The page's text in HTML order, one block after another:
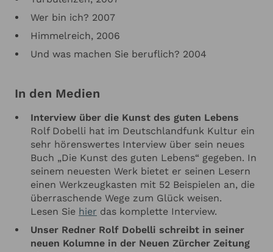
Wer bin ich? 2007
Himmelreich, 2006
Und was machen Sie beruflich? 2004
In den Medien
Interview über die Kunst des guten Lebens
Rolf Dobelli hat im Deutschlandfunk Kultur ein
sehr hörenswertes Interview über sein neues
Buch „Die Kunst des guten Lebens“ gegeben. In
seinem neuesten Werk bietet er seinen Lesern
einen Werkzeugkasten mit 52 Beispielen an, die
überraschende Wege zum Glück weisen.
Lesen Sie hier das komplette Interview.
Unser Redner Rolf Dobelli schreibt in seiner
neuen Kolumne in der Neuen Zürcher Zeitung